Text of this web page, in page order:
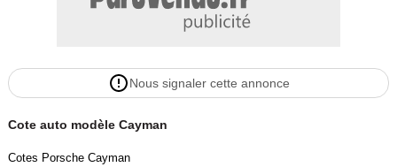
Nous signaler cette annonce
Cote auto modèle Cayman
Cotes Porsche Cayman